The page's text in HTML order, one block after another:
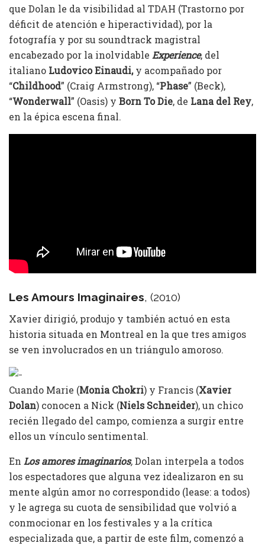
que Dolan le da visibilidad al TDAH (Trastorno por
déficit de atención e hiperactividad), por la
fotografía y por su soundtrack magistral
encabezado por la inolvidable Experience, del
italiano Ludovico Einaudi,y acompañado por
“Childhood” (Craig Armstrong), “Phase” (Beck),
“Wonderwall” (Oasis) y Born To Die, de Lana del Rey,
en la épica escena final.
Les Amours Imaginaires, (2010)
Xavier dirigió, produjo y también actuó en esta
historia situada en Montreal en la que tres amigos
se ven involucrados en un triángulo amoroso.
Cuando Marie (Monia Chokri) y Francis (Xavier
Dolan) conocen a Nick (Niels Schneider), un chico
recién llegado del campo, comienza a surgir entre
ellos un vínculo sentimental.
En Los amores imaginarios,Dolan interpela a todos
los espectadores que alguna vez idealizaron en su
mente algún amor no correspondido (lease: a todos)
y le agrega su cuota de sensibilidad que volvió a
conmocionar en los festivales y a la crítica
especializada que, a partir de este film, comenzó a